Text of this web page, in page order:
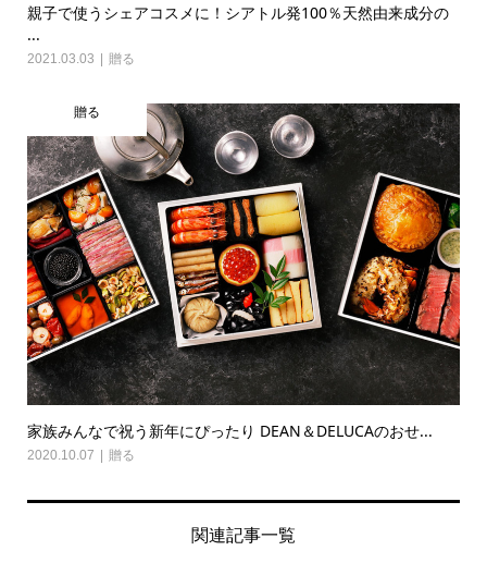
親子で使うシェアコスメに！シアトル発100％天然由来成分の
...
2021.03.03 贈る
贈る
家族みんなで祝う新年にぴったり DEAN＆DELUCAのおせ...
2020.10.07 贈る
関連記事一覧